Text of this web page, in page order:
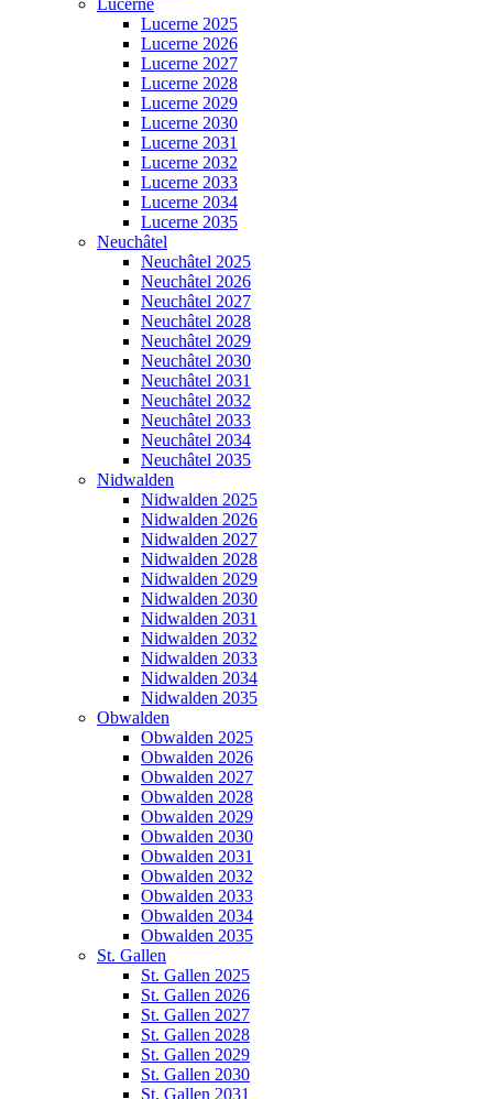
Lucerne
Lucerne 2025
Lucerne 2026
Lucerne 2027
Lucerne 2028
Lucerne 2029
Lucerne 2030
Lucerne 2031
Lucerne 2032
Lucerne 2033
Lucerne 2034
Lucerne 2035
Neuchâtel
Neuchâtel 2025
Neuchâtel 2026
Neuchâtel 2027
Neuchâtel 2028
Neuchâtel 2029
Neuchâtel 2030
Neuchâtel 2031
Neuchâtel 2032
Neuchâtel 2033
Neuchâtel 2034
Neuchâtel 2035
Nidwalden
Nidwalden 2025
Nidwalden 2026
Nidwalden 2027
Nidwalden 2028
Nidwalden 2029
Nidwalden 2030
Nidwalden 2031
Nidwalden 2032
Nidwalden 2033
Nidwalden 2034
Nidwalden 2035
Obwalden
Obwalden 2025
Obwalden 2026
Obwalden 2027
Obwalden 2028
Obwalden 2029
Obwalden 2030
Obwalden 2031
Obwalden 2032
Obwalden 2033
Obwalden 2034
Obwalden 2035
St. Gallen
St. Gallen 2025
St. Gallen 2026
St. Gallen 2027
St. Gallen 2028
St. Gallen 2029
St. Gallen 2030
St. Gallen 2031